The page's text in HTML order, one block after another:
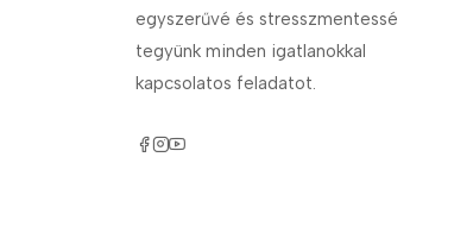
egyszerűvé és stresszmentessé
tegyünk minden igatlanokkal
kapcsolatos feladatot.